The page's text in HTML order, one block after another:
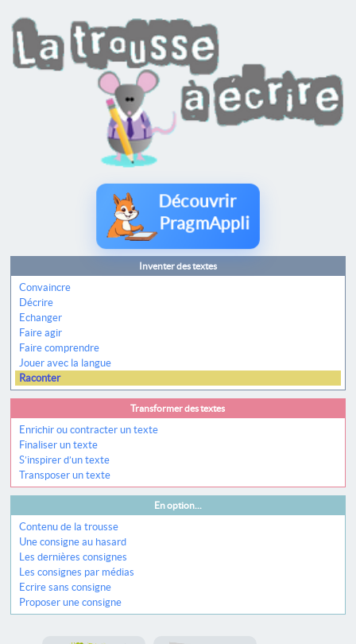
Découvrir
PragmAppli
Inventer des textes
Convaincre
Décrire
Echanger
Faire agir
Faire comprendre
Jouer avec la langue
Raconter
Transformer des textes
Enrichir ou contracter un texte
Finaliser un texte
S’inspirer d’un texte
Transposer un texte
En option...
Contenu de la trousse
Une consigne au hasard
Les dernières consignes
Les consignes par médias
Ecrire sans consigne
Proposer une consigne